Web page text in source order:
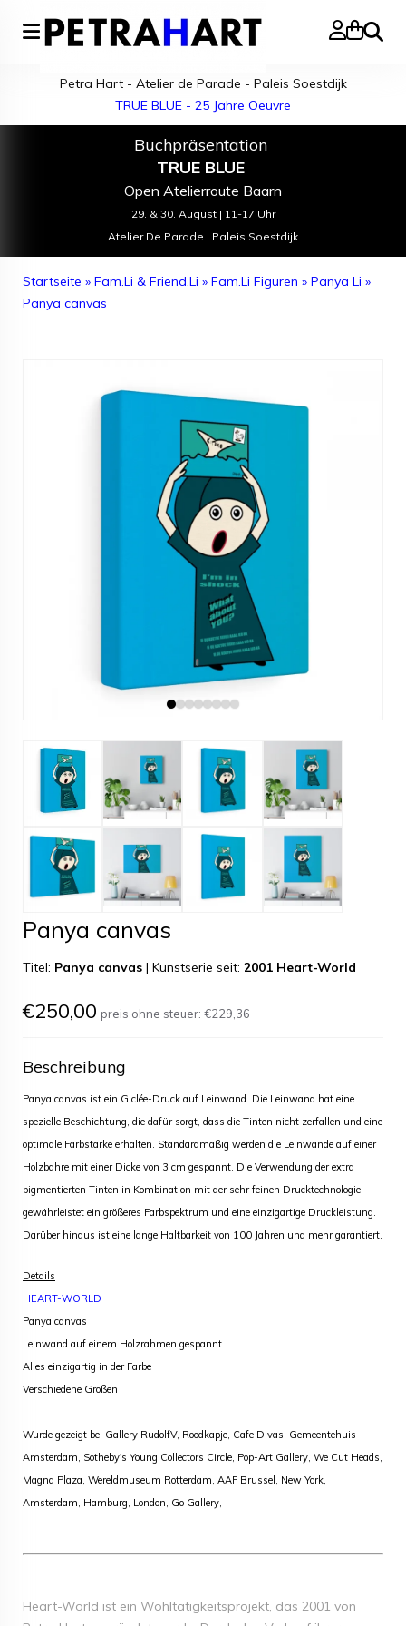
Suche
Petra Hart - Atelier de Parade - Paleis Soestdijk
TRUE BLUE - 25 Jahre Oeuvre
Buchpräsentation
TRUE BLUE
Open Atelierroute Baarn
29. & 30. August | 11-17 Uhr
Atelier De Parade | Paleis Soestdijk
Startseite » Fam.Li & Friend.Li » Fam.Li Figuren » Panya Li »
Panya canvas
Panya canvas
Titel: Panya canvas | Kunstserie seit: 2001 Heart-World
€250,00 preis ohne steuer: €229,36
Beschreibung
Panya canvas ist ein Giclée-Druck auf Leinwand. Die Leinwand hat eine
spezielle Beschichtung, die dafür sorgt, dass die Tinten nicht zerfallen und eine
optimale Farbstärke erhalten. Standardmäßig werden die Leinwände auf einer
Holzbahre mit einer Dicke von 3 cm gespannt. Die Verwendung der extra
pigmentierten Tinten in Kombination mit der sehr feinen Drucktechnologie
gewährleistet ein größeres Farbspektrum und eine einzigartige Druckleistung.
Darüber hinaus ist eine lange Haltbarkeit von 100 Jahren und mehr garantiert.
Details
HEART-WORLD
Panya canvas
Leinwand auf einem Holzrahmen gespannt
Alles einzigartig in der Farbe
Verschiedene Größen
Wurde gezeigt bei Gallery RudolfV, Roodkapje, Cafe Divas, Gemeentehuis
Amsterdam, Sotheby's Young Collectors Circle, Pop-Art Gallery, We Cut Heads,
Magna Plaza, Wereldmuseum Rotterdam, AAF Brussel, New York,
Amsterdam, Hamburg, London, Go Gallery,
Heart-World ist ein Wohltätigkeitsprojekt, das 2001 von